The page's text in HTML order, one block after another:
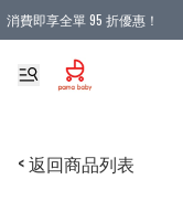
消費即享全單 95 折優惠！
購物滿 HKD 900.00即享免運
< 返回商品列表